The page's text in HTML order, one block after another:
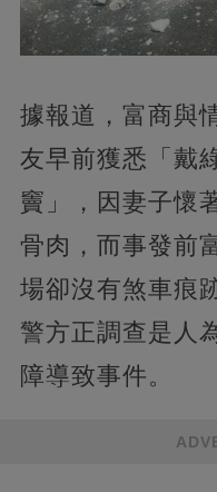
據報道，富商與
友早前獲悉「戴
竇」，因妻子懷
骨肉，而事發前
場卻沒有煞車痕
警方正調查是人
障導致事件。